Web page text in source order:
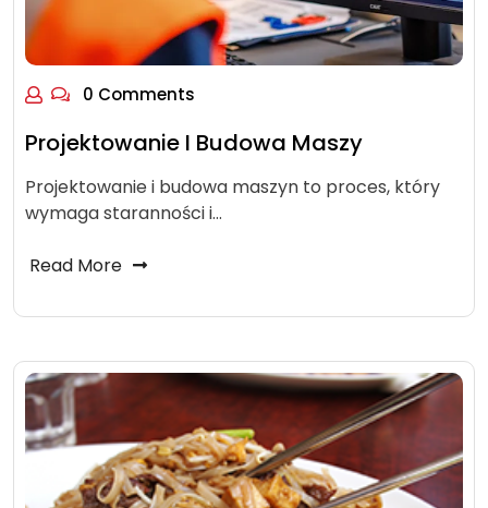
0 Comments
Projektowanie I Budowa Maszy
Projektowanie i budowa maszyn to proces, który
wymaga staranności i…
Read More